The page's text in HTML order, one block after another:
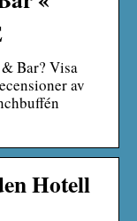
Bar? Visa
av
Hotell